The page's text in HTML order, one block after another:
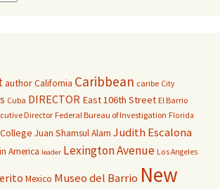
authorCalifornia Caribbean caribe City
Cuba DIRECTOR East 106th Street El Barrio
Director Federal Bureau of Investigation Florida
Juan Shamsul Alam Judith Escalona
America leader Lexington Avenue Los Angeles
Mexico Museo del Barrio New